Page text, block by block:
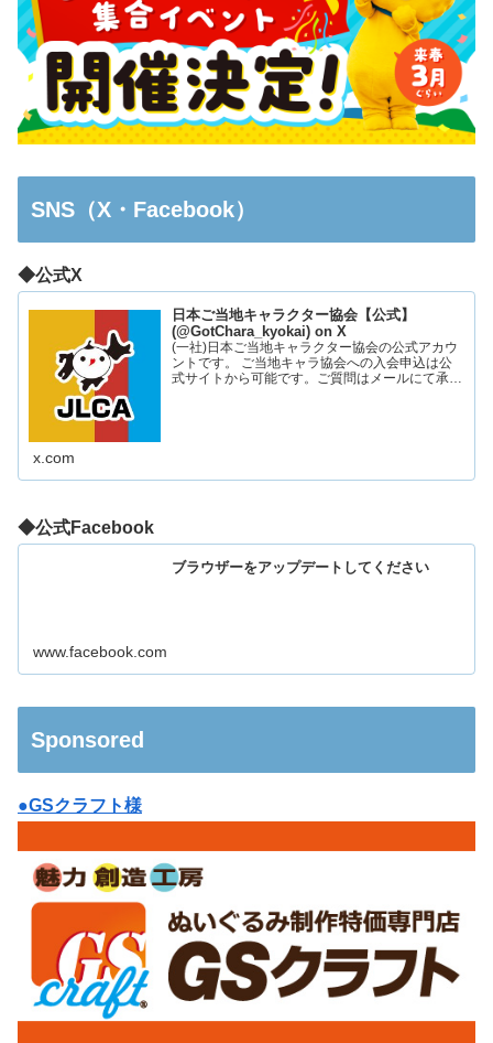
SNS（X・Facebook）
◆公式X
日本ご当地キャラクター協会【公式】
(@GotChara_kyokai) on X
(一社)日本ご当地キャラクター協会の公式アカウ
ントです。 ご当地キャラ協会への入会申込は公
式サイトから可能です。ご質問はメールにて承っ
x.com
◆公式Facebook
ブラウザーをアップデートしてください
www.facebook.com
Sponsored
●GSクラフト様